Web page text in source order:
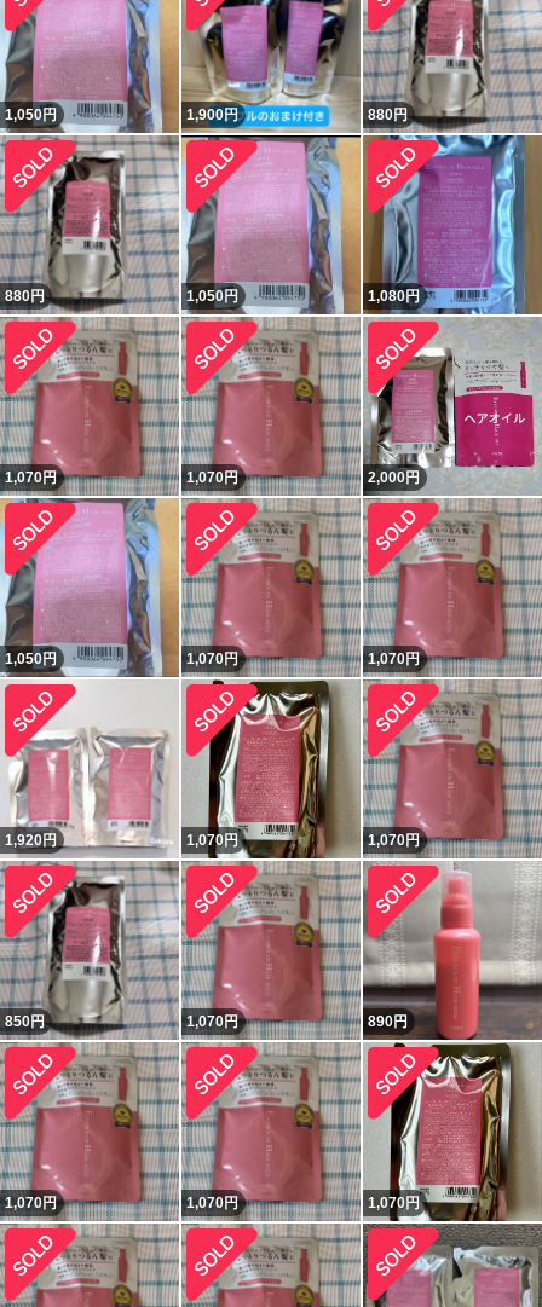
1,050円 1,900円 880円
880円 1,050円 1,080円
1,070円 1,070円 2,000円
1,050円 1,070円 1,070円
1,920円 1,070円 1,070円
850円 1,070円 890円
1,070円 1,070円 1,070円